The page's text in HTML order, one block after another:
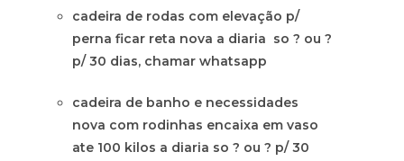
cadeira de rodas com elevação p/
perna ficar reta nova a diaria so ? ou ?
p/ 30 dias, chamar whatsapp
cadeira de banho e necessidades
nova com rodinhas encaixa em vaso
ate 100 kilos a diaria so ? ou ? p/ 30